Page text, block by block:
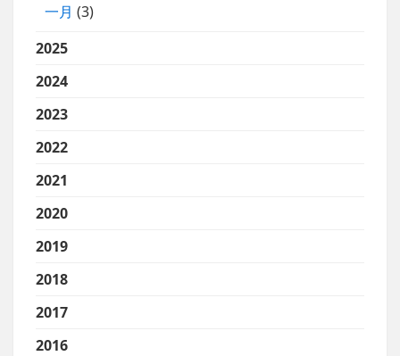
一月 (3)
2025
2024
2023
2022
2021
2020
2019
2018
2017
2016